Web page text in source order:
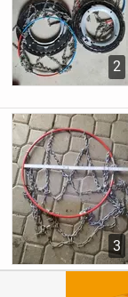
2
3